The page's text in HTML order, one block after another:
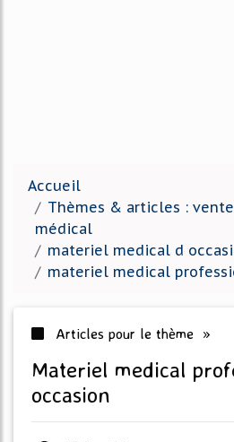
Accueil
Thèmes & articles :
médical
materiel medical d
materiel medical
Articles pour le thème »
materiel medical professionnel d
occasion